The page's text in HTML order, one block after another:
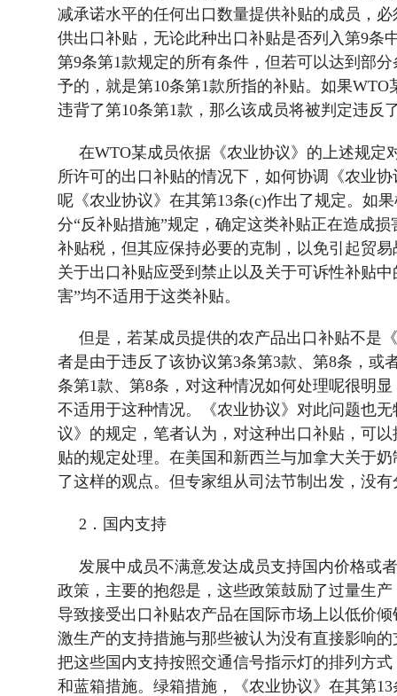
减承诺水平的任何出口数量提供补贴的成员，
供出口补贴，无论此种出口补贴是否列入第9条
第9条第1款规定的所有条件，但若可以达到部
予的，就是第10条第1款所指的补贴。如果WTO
违背了第10条第1款，那么该成员将被判定违反
在WTO某成员依据《农业协议》的上述规定
所许可的出口补贴的情况下，如何协调《农业
呢《农业协议》在其第13条(c)作出了规定。如
分“反补贴措施”规定，确定这类补贴正在造成
补贴税，但其应保持必要的克制，以免引起贸
关于出口补贴应受到禁止以及关于可诉性补贴中
害”均不适用于这类补贴。
但是，若某成员提供的农产品出口补贴不是
者是由于违反了该协议第3条第3款、第8条，或
条第1款、第8条，对这种情况如何处理呢很明
不适用于这种情况。《农业协议》对此问题也
议》的规定，笔者认为，对这种出口补贴，可
贴的规定处理。在美国和新西兰与加拿大关于
了这样的观点。但专家组从司法节制出发，没
2 ．国内支持
发展中成员不满意发达成员支持国内价格或
政策，主要的抱怨是，这些政策鼓励了过量生
导致接受出口补贴农产品在国际市场上以低价
激生产的支持措施与那些被认为没有直接影响
把这些国内支持按照交通信号指示灯的排列方
和蓝箱措施。绿箱措施，《农业协议》在其第13